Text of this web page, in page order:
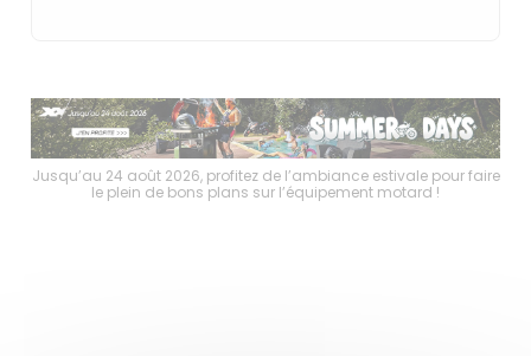
Jusqu’au 24 août 2026, profitez de l’ambiance estivale pour faire
le plein de bons plans sur l’équipement motard !